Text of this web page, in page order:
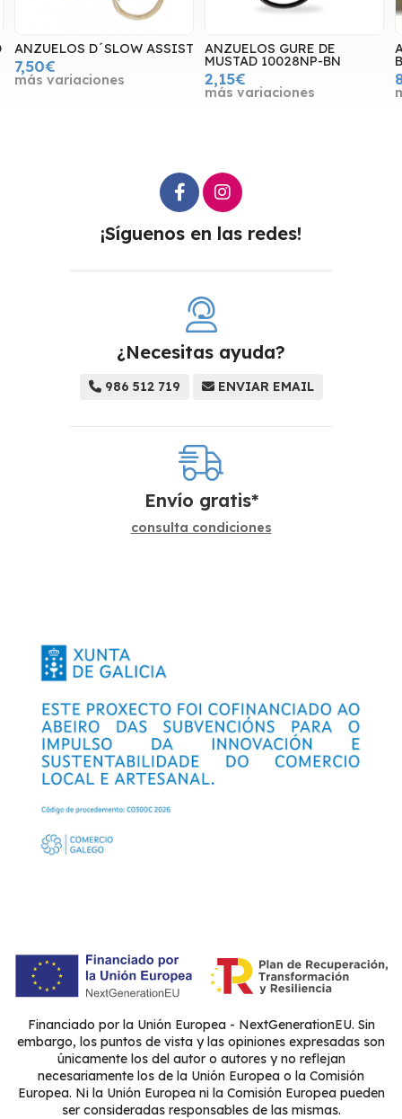
ANZUELOS D´SLOW ASSIST
7,50€
más variaciones
ANZUELOS GURE DE
MUSTAD 10028NP-BN
2,15€
más variaciones
¡Síguenos en las redes!
¿Necesitas ayuda?
986 512 719 ENVIAR EMAIL
Envío gratis*
consulta condiciones
Financiado por la Unión Europea - NextGenerationEU. Sin
embargo, los puntos de vista y las opiniones expresadas son
únicamente los del autor o autores y no reflejan
necesariamente los de la Unión Europea o la Comisión
Europea. Ni la Unión Europea ni la Comisión Europea pueden
ser consideradas responsables de las mismas.